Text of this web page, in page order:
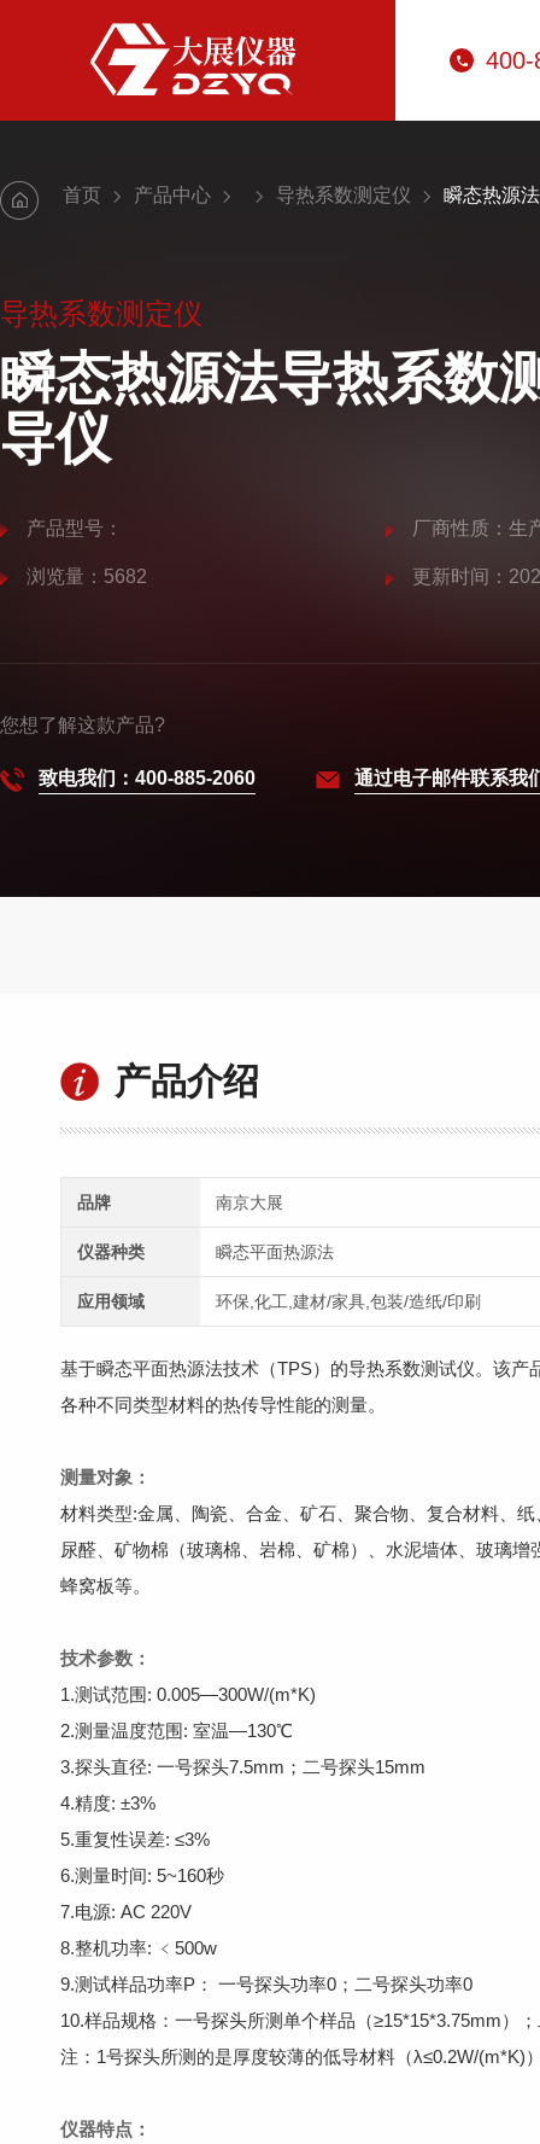
400-
首页 产品中心 导热系数测定仪 瞬态热源
导热系数测定仪
瞬态热源法导热系数
导仪
产品型号： 厂商性质：生
浏览量：5682 更新时间：
您想了解这款产品?
致电我们：400-885-2060 通过电子邮件联系我
产品介绍
品牌 南京大展
仪器种类 瞬态平面热源法
应用领域 环保,化工,建材/家具,包装/造纸/印刷
基于瞬态平面热源法技术（TPS）的导热系数测试仪。该
各种不同类型材料的热传导性能的测量。
测量对象：
材料类型:金属、陶瓷、合金、矿石、聚合物、复合材料、
尿醛、矿物棉（玻璃棉、岩棉、矿棉）、水泥墙体、玻璃
蜂窝板等。
技术参数：
1.测试范围: 0.005—300W/(m*K)
2.测量温度范围: 室温—130℃
3.探头直径: 一号探头7.5mm；二号探头15mm
4.精度: ±3%
5.重复性误差: ≤3%
6.测量时间: 5~160秒
7.电源: AC 220V
8.整机功率: ﹤500w
9.测试样品功率P： 一号探头功率0；二号探头功率0
10.样品规格：一号探头所测单个样品（≥15*15*3.75mm）
注：1号探头所测的是厚度较薄的低导材料（λ≤0.2W/
仪器特点：